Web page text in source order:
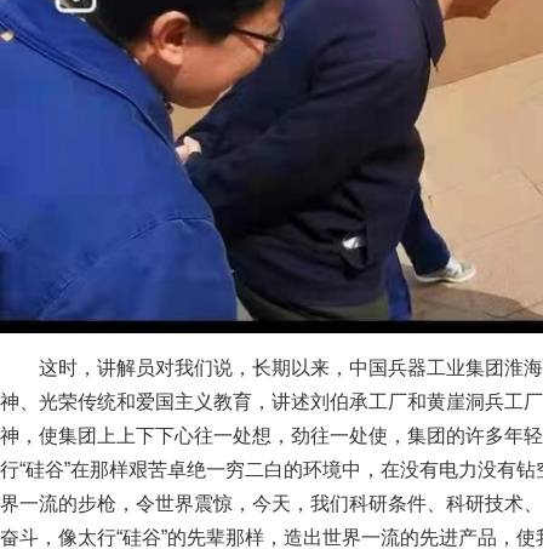
这时，讲解员对我们说，长期以来，中国兵器工业集团淮
神、光荣传统和爱国主义教育，讲述刘伯承工厂和黄崖洞兵工
神，使集团上上下下心往一处想，劲往一处使，集团的许多年
行“硅谷”在那样艰苦卓绝一穷二白的环境中，在没有电力没有
界一流的步枪，令世界震惊，今天，我们科研条件、科研技术
奋斗，像太行“硅谷”的先辈那样，造出世界一流的先进产品，